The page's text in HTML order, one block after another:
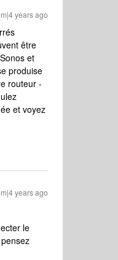
years ago
être
et
produise
routeur -
et voyez
years ago
le